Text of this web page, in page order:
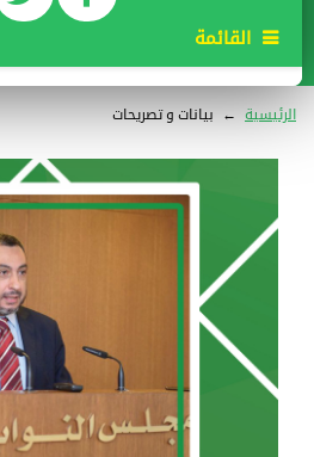
القائمة
الرئيسية ← بيانات و تصريحات